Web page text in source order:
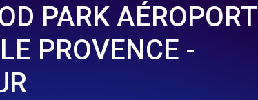
PARK AÉROPORT
PROVENCE -